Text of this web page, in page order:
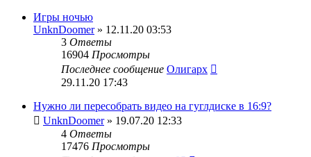
Игры ночью
UnknDoomer» 12.11.20 03:53
3 Ответы
16904 Просмотры
Последнее сообщение Олигарх
29.11.20 17:43
Нужно ли пересобрать видео на гуглдиске в 16:9?
UnknDoomer» 19.07.20 12:33
4 Ответы
17476 Просмотры